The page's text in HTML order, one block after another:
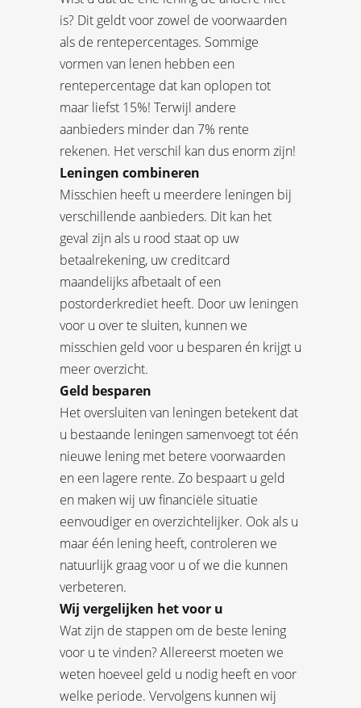
is? Dit geldt voor zowel de voorwaarden
als de rentepercentages. Sommige
vormen van lenen hebben een
rentepercentage dat kan oplopen tot
maar liefst 15%! Terwijl andere
aanbieders minder dan 7% rente
rekenen. Het verschil kan dus enorm zijn!
Leningen combineren
Misschien heeft u meerdere leningen bij
verschillende aanbieders. Dit kan het
geval zijn als u rood staat op uw
betaalrekening, uw creditcard
maandelijks afbetaalt of een
postorderkrediet heeft. Door uw leningen
voor u over te sluiten, kunnen we
misschien geld voor u besparen én krijgt u
meer overzicht.
Geld besparen
Het oversluiten van leningen betekent dat
u bestaande leningen samenvoegt tot één
nieuwe lening met betere voorwaarden
en een lagere rente. Zo bespaart u geld
en maken wij uw financiële situatie
eenvoudiger en overzichtelijker. Ook als u
maar één lening heeft, controleren we
natuurlijk graag voor u of we die kunnen
verbeteren.
Wij vergelijken het voor u
Wat zijn de stappen om de beste lening
voor u te vinden? Allereerst moeten we
weten hoeveel geld u nodig heeft en voor
welke periode. Vervolgens kunnen wij